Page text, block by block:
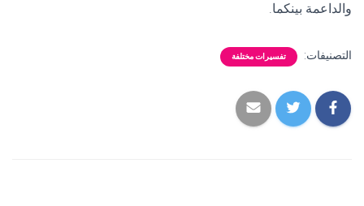
والداعمة بينكما.
التصنيفات: تفسيرات مختلفة